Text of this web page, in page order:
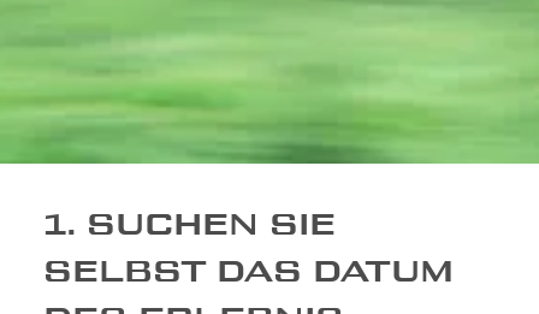
1. SUCHEN SIE
SELBST DAS DATUM